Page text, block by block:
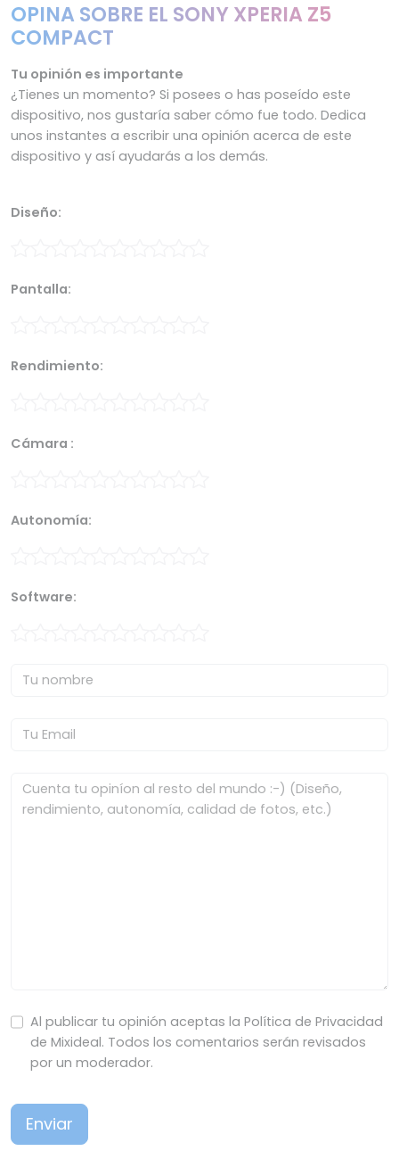
OPINA SOBRE EL SONY XPERIA Z5
COMPACT
Tu opinión es importante
¿Tienes un momento? Si posees o has poseído este
dispositivo, nos gustaría saber cómo fue todo. Dedica
unos instantes a escribir una opinión acerca de este
dispositivo y así ayudarás a los demás.
Diseño:
Pantalla:
Rendimiento:
Cámara :
Autonomía:
Software:
Al publicar tu opinión aceptas la Política de Privacidad
de Mixideal. Todos los comentarios serán revisados
por un moderador.
Enviar